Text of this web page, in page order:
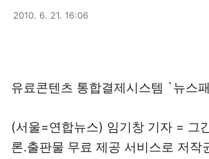
2010. 6. 21. 16:06
유료콘텐츠 통합결제시스템 `뉴스
(서울=연합뉴스) 임기창 기자 = 그
론.출판물 무료 제공 서비스로 저작